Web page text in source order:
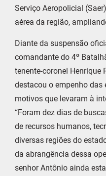
Serviço Aeropolicial
aérea da região,
Diante da suspensão
comandante do 4º
tenente-coronel Henrique
destacou o empenho das
motivos que levaram à
“Foram dez dias de
de recursos humanos,
diversas regiões do
da abrangência dessa
senhor Antônio ainda